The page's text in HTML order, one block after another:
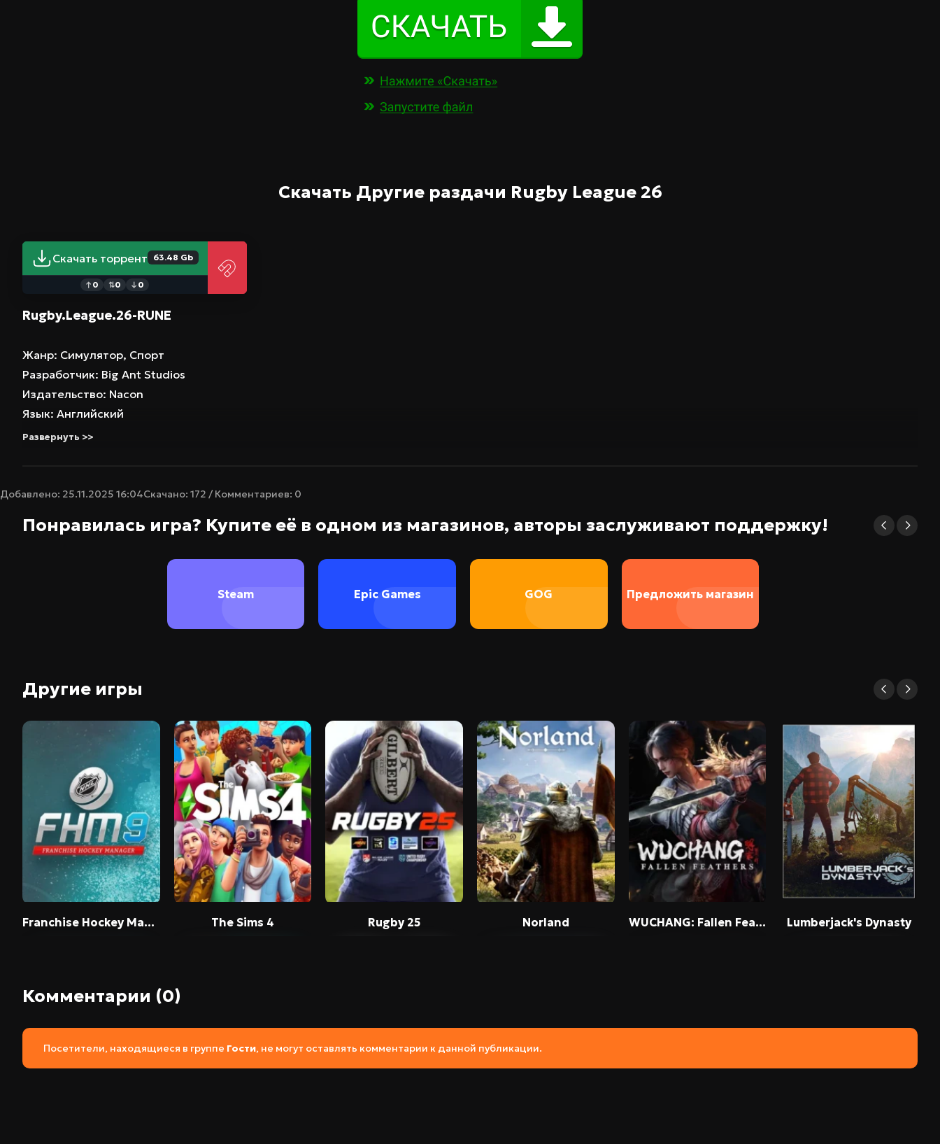
Скачать Другие раздачи Rugby League 26
Скачать торрент 63.48 Gb
↑ 0 ⇅0 ↓ 0
Rugby.League.26-RUNE
Жанр: Симулятор, Спорт
Разработчик: Big Ant Studios
Издательство: Nacon
Язык: Английский
Развернуть >>
Добавлено: 25.11.2025 16:04Скачано: 172 / Комментариев: 0
Понравилась игра? Купите её в одном из магазинов, авторы заслуживают поддержку!
Steam Epic Games GOG Предложить магазин
Другие игры
Franchise Hockey Manager 9 The Sims 4 Rugby 25 Norland WUCHANG: Fallen Feathers Lumberjack's Dynasty
Комментарии (0)
Посетители, находящиеся в группе Гости, не могут оставлять комментарии к данной публикации.